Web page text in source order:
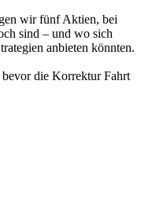
wir fünf Aktien, bei
sind – und wo sich
anbieten könnten.
bevor die Korrektur Fahrt